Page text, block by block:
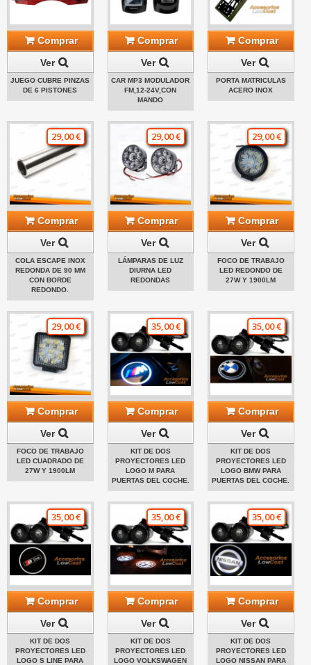
Comprar
Ver
JUEGO CUBRE PINZAS
DE 6 PISTONES
Comprar
Ver
CAR MP3 MODULADOR
FM,12-24V,CON
MANDO
Comprar
Ver
PORTA MATRICULAS
ACERO INOX
29,00 €
Comprar
Ver
COLA ESCAPE INOX
REDONDA DE 90 MM
CON BORDE
REDONDO.
29,00 €
Comprar
Ver
LÁMPARAS DE LUZ
DIURNA LED
REDONDAS
29,00 €
Comprar
Ver
FOCO DE TRABAJO
LED REDONDO DE
27W Y 1900LM
29,00 €
Comprar
Ver
FOCO DE TRABAJO
LED CUADRADO DE
27W Y 1900LM
35,00 €
Comprar
Ver
KIT DE DOS
PROYECTORES LED
LOGO M PARA
PUERTAS DEL COCHE.
35,00 €
Comprar
Ver
KIT DE DOS
PROYECTORES LED
LOGO BMW PARA
PUERTAS DEL COCHE.
35,00 €
Comprar
Ver
KIT DE DOS
PROYECTORES LED
LOGO S LINE PARA
35,00 €
Comprar
Ver
KIT DE DOS
PROYECTORES LED
LOGO VOLKSWAGEN
35,00 €
Comprar
Ver
KIT DE DOS
PROYECTORES LED
LOGO NISSAN PARA